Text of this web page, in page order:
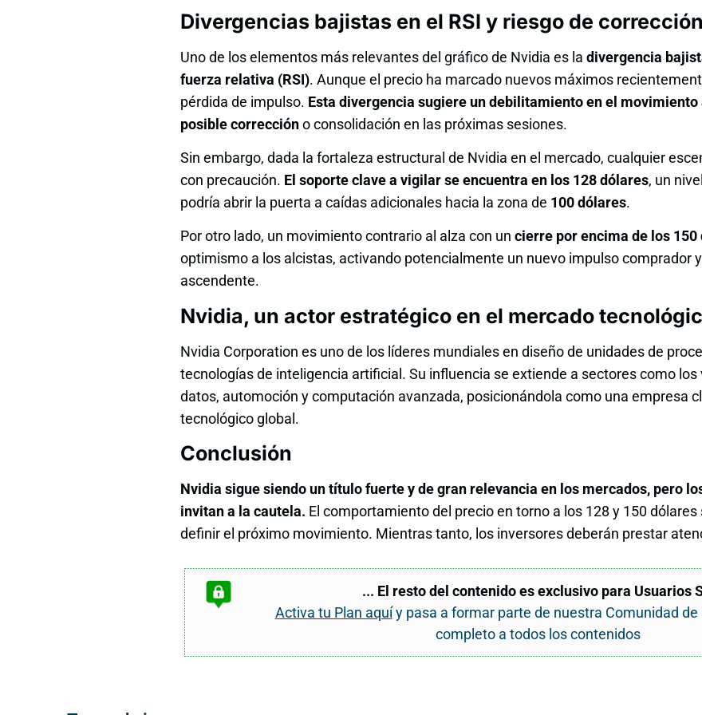
Divergencias bajistas en el RSI y riesgo de corrección
Uno de los elementos más relevantes del gráfico de Nvidia es la divergencia
fuerza relativa (RSI). Aunque el precio ha marcado nuevos máximos
pérdida de impulso. Esta divergencia sugiere un debilitamiento en el movimiento
posible correccióno consolidación en las próximas sesiones.
Sin embargo, dada la fortaleza estructural de Nvidia en el mercado, cualquier
con precaución. El soporte clave a vigilar se encuentra en los 128 dólares, un
podría abrir la puerta a caídas adicionales hacia la zona de 100 dólares.
Por otro lado, un movimiento contrario al alza con un cierre por encima de los 150
optimismo a los alcistas, activando potencialmente un nuevo impulso comprador
ascendente.
Nvidia, un actor estratégico en el mercado
Nvidia Corporation es uno de los líderes mundiales en diseño de unidades de
tecnologías de inteligencia artificial. Su influencia se extiende a sectores como los
datos, automoción y computación avanzada, posicionándola como una empresa
tecnológico global.
Conclusión
Nvidia sigue siendo un título fuerte y de gran relevancia en los mercados, pero
invitan a la cautela. El comportamiento del precio en torno a los 128 y 150
definir el próximo movimiento. Mientras tanto, los inversores deberán prestar
... El resto del contenido es exclusivo para Usuarios
Activa tu Plan aquíy pasa a formar parte de nuestra Comunidad
completo a todos los contenidos